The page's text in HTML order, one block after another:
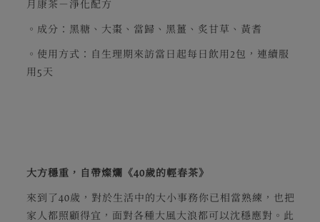
月康茶－淨化配方
。成分：黑糖、大棗、當歸、黑薑、炙甘草、黃耆
。使用方式：自生理期來訪當日起每日飲用2包，連續服
用5天
大方穩重，自帶燦爛《40歲的輕春茶》
來到了40歲，對於生活中的大小事務你已相當熟練，也把
家人都照顧得宜，面對各種大風大浪都可以沈穩應對。此